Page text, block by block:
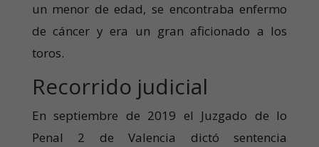
un menor de edad, se encontraba enfermo
de cáncer y era un gran aficionado a los
toros.
Recorrido judicial
En septiembre de 2019 el Juzgado de lo
Penal 2 de Valencia dictó sentencia